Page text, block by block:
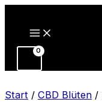
Inhalt
springen
Start / CBD Blüten /